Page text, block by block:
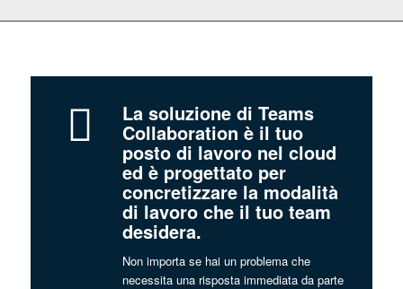
La soluzione di Teams
Collaboration è il tuo
posto di lavoro nel cloud
ed è progettato per
concretizzare la modalità
di lavoro che il tuo team
desidera.
Non importa se hai un problema che
necessita una risposta immediata da parte